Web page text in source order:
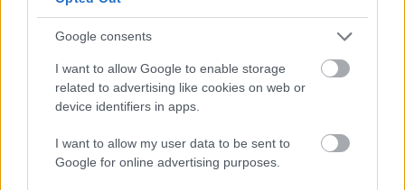
Google consents
I want to allow Google to enable storage
related to advertising like cookies on web or
device identifiers in apps.
I want to allow my user data to be sent to
Google for online advertising purposes.
Hiába szeretik a kritikusok,
Jackass-film
2026 június 29. 16:02